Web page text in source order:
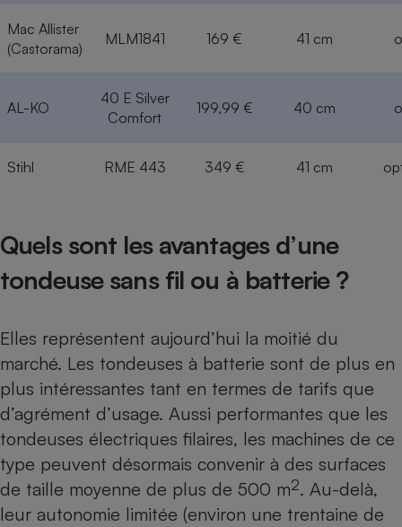
Mac Allister
(Castorama)
MLM1841 169 € 41 cm
AL-KO
40 E Silver
Comfort
199,99 € 40 cm
Stihl RME 443 349 € 41 cm
Quels sont les avantages d’une
tondeuse sans fil ou à batterie ?
Elles représentent aujourd’hui la moitié du
marché. Les tondeuses à batterie sont de plus en
plus intéressantes tant en termes de tarifs que
d’agrément d’usage. Aussi performantes que les
tondeuses électriques filaires, les machines de ce
type peuvent désormais convenir à des surfaces
de taille moyenne de plus de 500 m2. Au-delà,
leur autonomie limitée (environ une trentaine de